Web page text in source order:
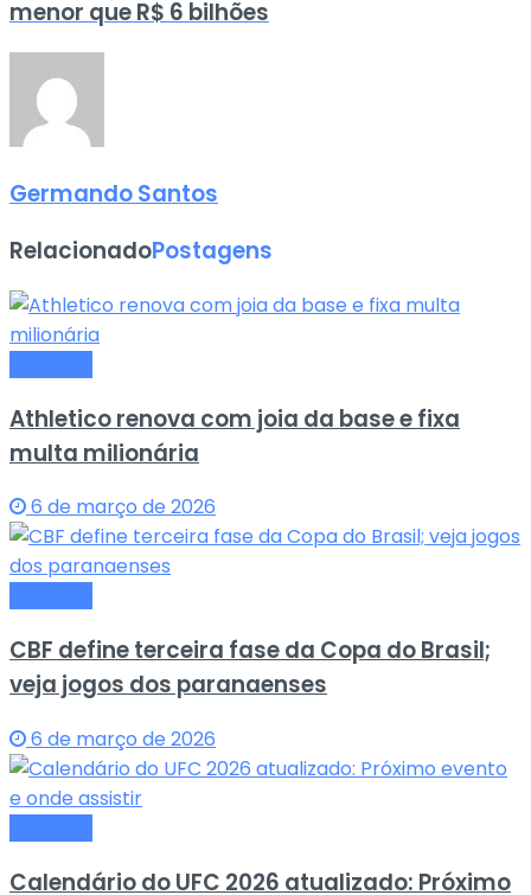
menor que R$ 6 bilhões
Germando Santos
RelacionadoPostagens
Athletico renova com joia da base e fixa
multa milionária
6 de março de 2026
CBF define terceira fase da Copa do Brasil;
veja jogos dos paranaenses
6 de março de 2026
Calendário do UFC 2026 atualizado: Próximo